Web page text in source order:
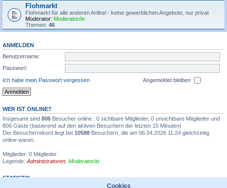
Flohmarkt
Flohmarkt für alle anderen Artikel - keine gewerblichen Angebote, nur privat
Moderator: Moderator/in
Themen: 46
ANMELDEN
Benutzername:
Passwort:
Ich habe mein Passwort vergessen
Angemeldet bleiben
WER IST ONLINE?
Insgesamt sind 806 Besucher online : 0 sichtbare Mitglieder, 0 unsichtbare Mitglieder und
806 Gäste (basierend auf den aktiven Besuchern der letzten 15 Minuten)
Der Besucherrekord liegt bei 10588 Besuchern, die am 06.04.2026 11:24 gleichzeitig
online waren.
Mitglieder: 0 Mitglieder
Legende: Administratoren Moderator/in
STATISTIK
Cookies